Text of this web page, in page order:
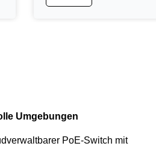
Umgebungen
PoE-Switch mit